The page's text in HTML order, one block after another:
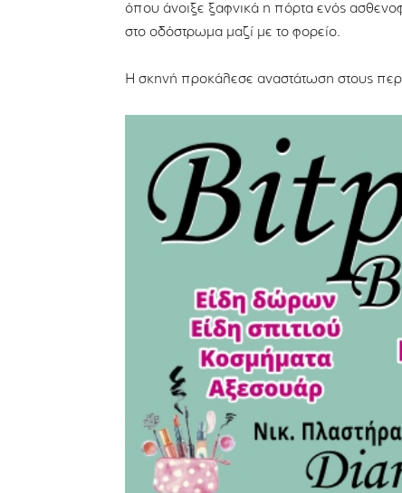
όπου άνοιξε ξαφνικά η πόρτα ενός
στο οδόστρωμα μαζί με το φορείο.
Η σκηνή προκάλεσε αναστάτωση στους